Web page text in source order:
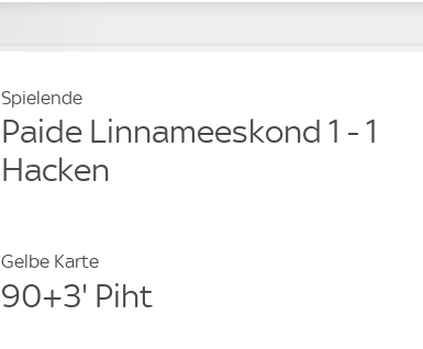
Spielende
Paide Linnameeskond 1 - 1
Hacken
Gelbe Karte
90+3' Piht